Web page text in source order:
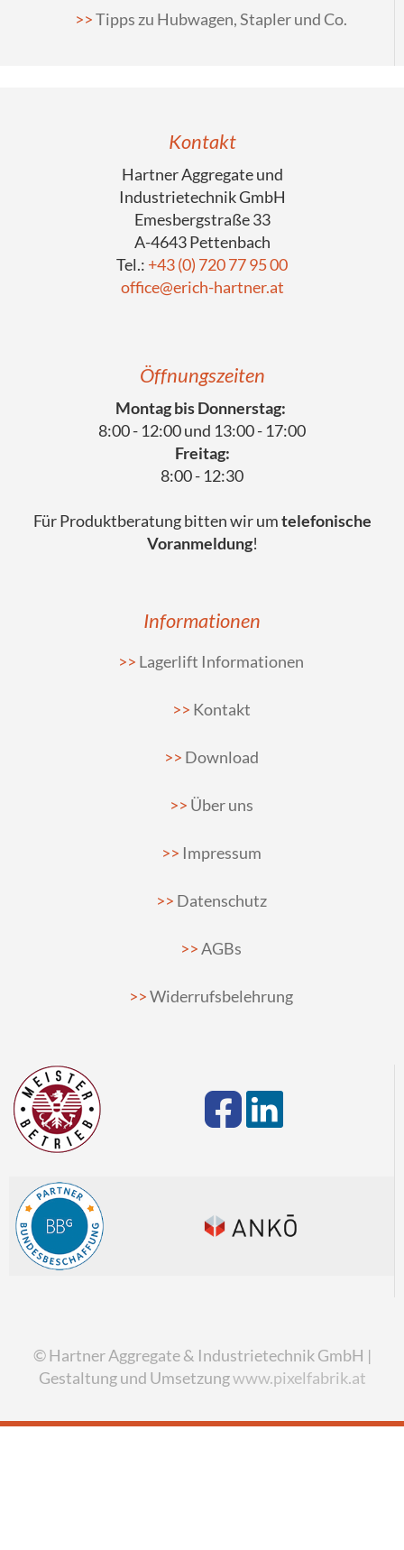
Tipps zu Hubwagen, Stapler und Co.
Kontakt
Hartner Aggregate und
Industrietechnik GmbH
Emesbergstraße 33
A-4643 Pettenbach
Tel.: +43 (0) 720 77 95 00
office@erich-hartner.at
Öffnungszeiten
Montag bis Donnerstag:
8:00 - 12:00 und 13:00 - 17:00
Freitag:
8:00 - 12:30
Für Produktberatung bitten wir umtelefonische
Voranmeldung!
Informationen
Lagerlift Informationen
Kontakt
Download
Über uns
Impressum
Datenschutz
AGBs
Widerrufsbelehrung
© Hartner Aggregate & Industrietechnik GmbH |
Gestaltung und Umsetzungwww.pixelfabrik.at